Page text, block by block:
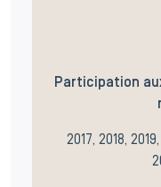
Participation
2017, 2018,